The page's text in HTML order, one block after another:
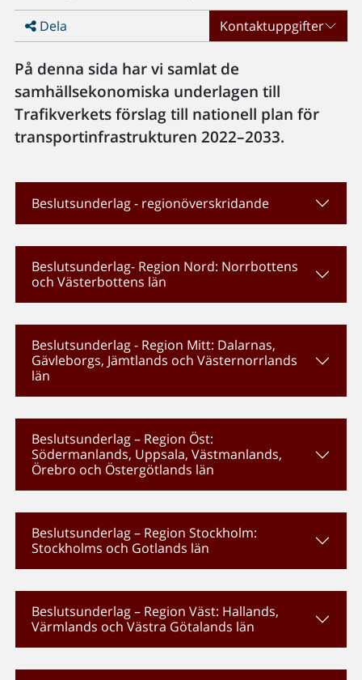
Dela Kontaktuppgifter
På denna sida har vi samlat de
samhällsekonomiska underlagen till
Trafikverkets förslag till nationell plan för
transportinfrastrukturen 2022–2033.
Beslutsunderlag - regionöverskridande
Beslutsunderlag- Region Nord: Norrbottens
och Västerbottens län
Beslutsunderlag - Region Mitt: Dalarnas,
Gävleborgs, Jämtlands och Västernorrlands
län
Beslutsunderlag – Region Öst:
Södermanlands, Uppsala, Västmanlands,
Örebro och Östergötlands län
Beslutsunderlag – Region Stockholm:
Stockholms och Gotlands län
Beslutsunderlag – Region Väst: Hallands,
Värmlands och Västra Götalands län